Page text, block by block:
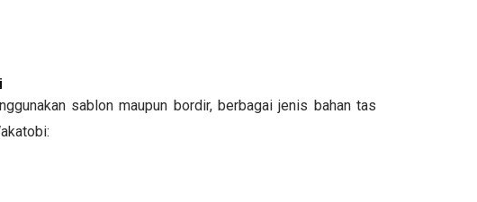
sablon maupun bordir, berbagai jenis bahan tas